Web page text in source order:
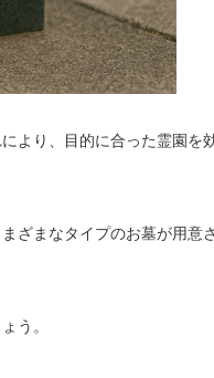
より、目的に合った霊園を
ざまなタイプのお墓が用意
う。